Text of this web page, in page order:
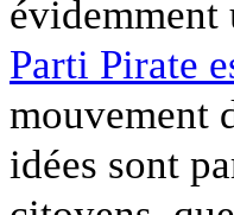
Parti Pirate
mouvement
idées sont